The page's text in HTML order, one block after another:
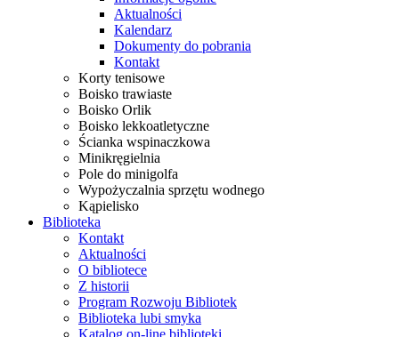
Aktualności
Kalendarz
Dokumenty do pobrania
Kontakt
Korty tenisowe
Boisko trawiaste
Boisko Orlik
Boisko lekkoatletyczne
Ścianka wspinaczkowa
Minikręgielnia
Pole do minigolfa
Wypożyczalnia sprzętu wodnego
Kąpielisko
Biblioteka
Kontakt
Aktualności
O bibliotece
Z historii
Program Rozwoju Bibliotek
Biblioteka lubi smyka
Katalog on-line biblioteki